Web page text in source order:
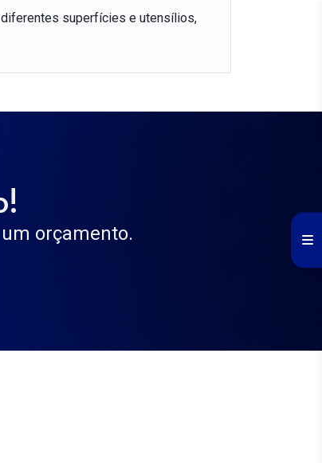
superfícies e utensílios,
orçamento.